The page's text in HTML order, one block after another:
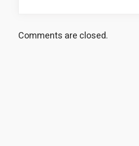
Comments are closed.